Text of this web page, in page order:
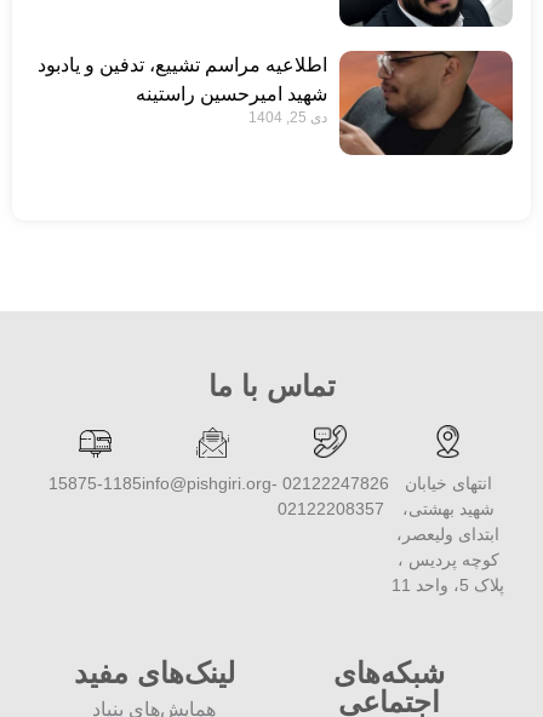
اطلاعیه مراسم تشییع، تدفین و یادبود
شهید امیرحسین راستینه
دی 25, 1404
تماس با ما
انتهای خیابان
شهید بهشتی،
ابتدای ولیعصر،
کوچه پردیس ،
پلاک 5، واحد 11
02122247826 -
02122208357
info@pishgiri.org
15875-1185
شبکه‌های
اجتماعی
لینک‌های مفید
همایش‌های بنیاد